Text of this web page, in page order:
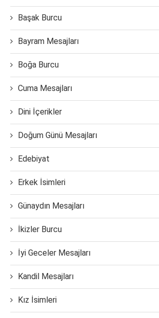
Başak Burcu
Bayram Mesajları
Boğa Burcu
Cuma Mesajları
Dini İçerikler
Doğum Günü Mesajları
Edebiyat
Erkek İsimleri
Günaydın Mesajları
İkizler Burcu
İyi Geceler Mesajları
Kandil Mesajları
Kız İsimleri